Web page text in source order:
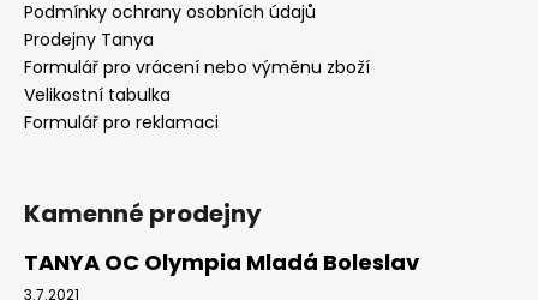
Podmínky ochrany osobních údajů
Prodejny Tanya
Formulář pro vrácení nebo výměnu zboží
Velikostní tabulka
Formulář pro reklamaci
Kamenné prodejny
TANYA OC Olympia Mladá Boleslav
3.7.2021